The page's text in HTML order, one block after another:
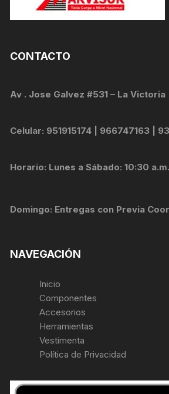
CONTACTO
Av . Jose Galvez #531 – La Victoria
Celular: 951915174 | 966747163 |
Horario: Lunes a Sábado: 10:30
Domingo: Entregas con Previa
NAVEGACIÓN
Inicio
Componentes
Accesorios
Herramientas
Vestimenta
Política de Privacidad